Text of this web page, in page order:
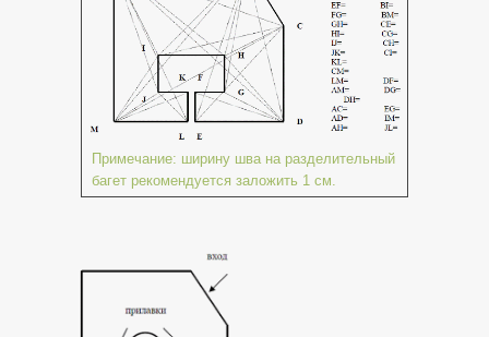
Примечание: ширину шва на разделительный
багет рекомендуется заложить 1 см.